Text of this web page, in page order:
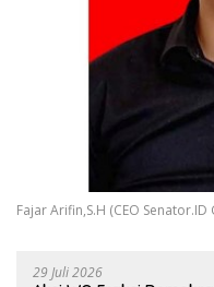
Fajar Arifin,S.H (CEO Senator.ID
29 Juli 2026